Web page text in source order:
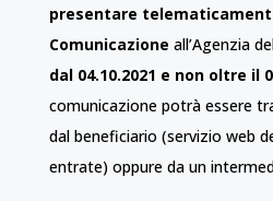
presentare
Comunicazione all’Agenzia
dal 04.10.2021 e non oltre il
comunicazione potrà essere
dal beneficiario (servizio web
entrate) oppure da un